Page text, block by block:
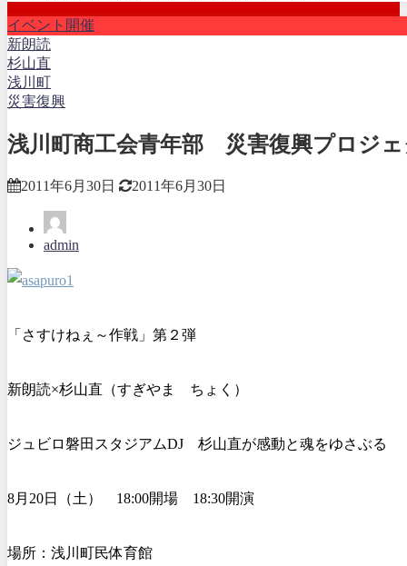
イベント開催
新朗読
杉山直
浅川町
災害復興
浅川町商工会青年部 災害復興プロジ
2011年6月30日 2011年6月30日
admin
「さすけねぇ～作戦」第２弾
新朗読×杉山直（すぎやま ちょく）
ジュビロ磐田スタジアムDJ 杉山直が感動と魂をゆさぶる
8月20日（土） 18:00開場 18:30開演
場所：浅川町民体育館